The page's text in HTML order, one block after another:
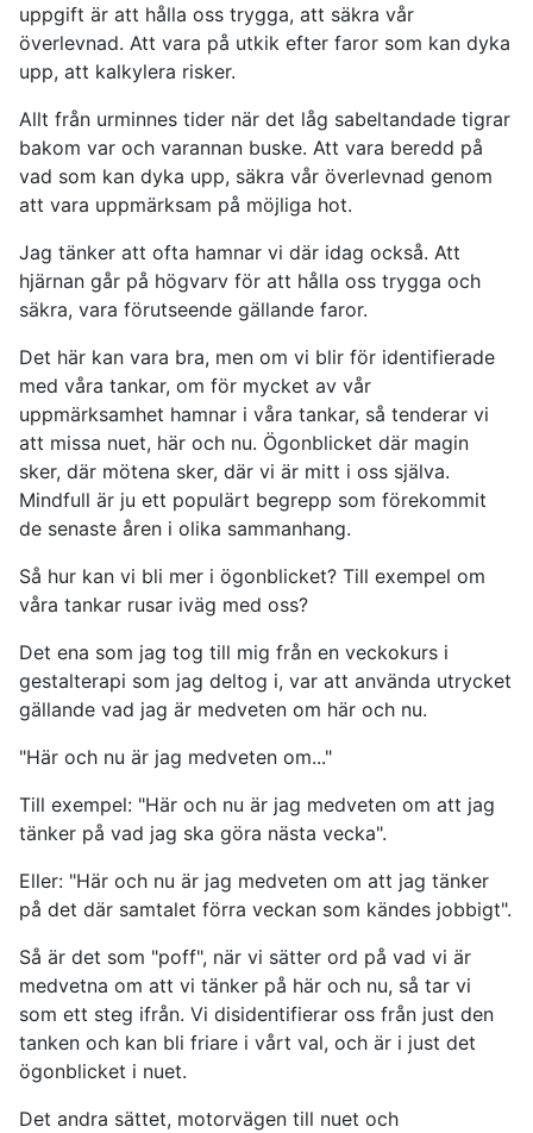
uppgift är att hålla oss trygga, att säkra vår
överlevnad. Att vara på utkik efter faror som kan dyka
upp, att kalkylera risker.
Allt från urminnes tider när det låg sabeltandade tigrar
bakom var och varannan buske. Att vara beredd på
vad som kan dyka upp, säkra vår överlevnad genom
att vara uppmärksam på möjliga hot.
Jag tänker att ofta hamnar vi där idag också. Att
hjärnan går på högvarv för att hålla oss trygga och
säkra, vara förutseende gällande faror.
Det här kan vara bra, men om vi blir för identifierade
med våra tankar, om för mycket av vår
uppmärksamhet hamnar i våra tankar, så tenderar vi
att missa nuet, här och nu. Ögonblicket där magin
sker, där mötena sker, där vi är mitt i oss själva.
Mindfull är ju ett populärt begrepp som förekommit
de senaste åren i olika sammanhang.
Så hur kan vi bli mer i ögonblicket? Till exempel om
våra tankar rusar iväg med oss?
Det ena som jag tog till mig från en veckokurs i
gestalterapi som jag deltog i, var att använda utrycket
gällande vad jag är medveten om här och nu.
"Här och nu är jag medveten om..."
Till exempel: "Här och nu är jag medveten om att jag
tänker på vad jag ska göra nästa vecka".
Eller: "Här och nu är jag medveten om att jag tänker
på det där samtalet förra veckan som kändes jobbigt".
Så är det som "poff", när vi sätter ord på vad vi är
medvetna om att vi tänker på här och nu, så tar vi
som ett steg ifrån. Vi disidentifierar oss från just den
tanken och kan bli friare i vårt val, och är i just det
ögonblicket i nuet.
Det andra sättet, motorvägen till nuet och